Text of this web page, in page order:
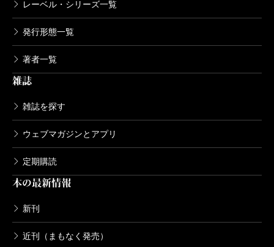
レーベル・シリーズ一覧
発行形態一覧
著者一覧
雑誌
雑誌を探す
ウェブマガジンとアプリ
定期購読
本の最新情報
新刊
近刊（まもなく発売）